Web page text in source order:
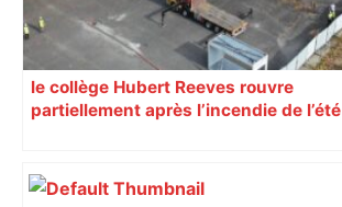
le collège Hubert Reeves rouvre
partiellement après l’incendie de l’été